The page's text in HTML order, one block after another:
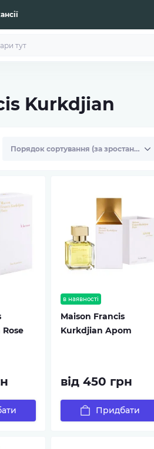
Kurkdjian
в наявності
Maison Francis
Kurkdjian Apom
від 450 грн
Придбати